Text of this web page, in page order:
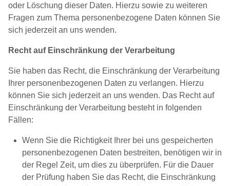
oder Löschung dieser Daten. Hierzu sowie zu weiteren
Fragen zum Thema personenbezogene Daten können Sie
sich jederzeit an uns wenden.
Recht auf Einschränkung der Verarbeitung
Sie haben das Recht, die Einschränkung der Verarbeitung
Ihrer personenbezogenen Daten zu verlangen. Hierzu
können Sie sich jederzeit an uns wenden. Das Recht auf
Einschränkung der Verarbeitung besteht in folgenden
Fällen:
Wenn Sie die Richtigkeit Ihrer bei uns gespeicherten
personenbezogenen Daten bestreiten, benötigen wir in
der Regel Zeit, um dies zu überprüfen. Für die Dauer
der Prüfung haben Sie das Recht, die Einschränkung